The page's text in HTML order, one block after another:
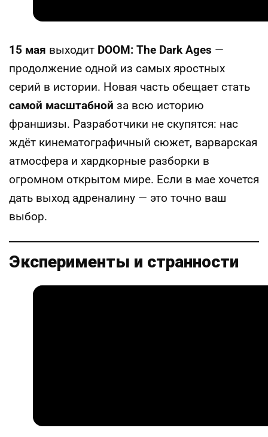
15 мая выходит DOOM: The Dark Ages —
продолжение одной из самых яростных
серий в истории. Новая часть обещает стать
самой масштабной за всю историю
франшизы. Разработчики не скупятся: нас
ждёт кинематографичный сюжет, варварская
атмосфера и хардкорные разборки в
огромном открытом мире. Если в мае хочется
дать выход адреналину — это точно ваш
выбор.
Эксперименты и странности